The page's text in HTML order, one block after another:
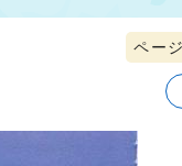
ペー